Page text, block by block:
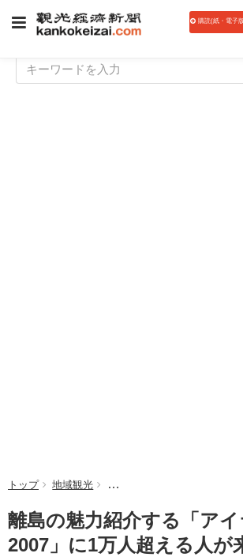
購読(紙・電子
トップ 地域観光 離島の魅力紹介する「アイ
離島の魅力紹介する「ア
2007」に1万人超える人が